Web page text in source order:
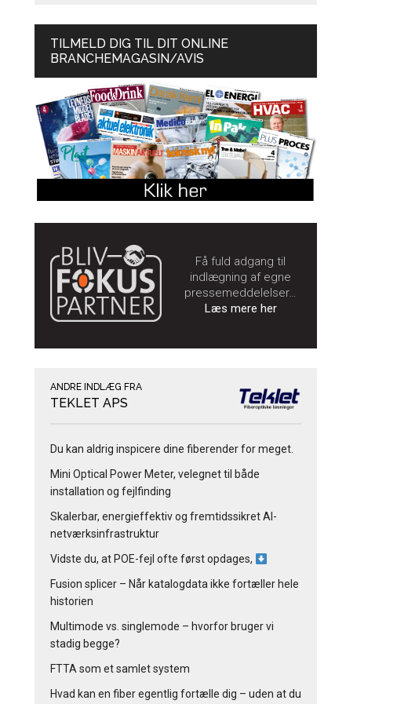
TILMELD DIG TIL DIT ONLINE
BRANCHEMAGASIN/AVIS
Få fuld adgang til
indlægning af egne
pressemeddelelser…
Læs mere her
ANDRE INDLÆG FRA
TEKLET APS
Du kan aldrig inspicere dine fiberender for meget.
Mini Optical Power Meter, velegnet til både
installation og fejlfinding
Skalerbar, energieffektiv og fremtidssikret AI-
netværksinfrastruktur
Vidste du, at POE-fejl ofte først opdages,
Fusion splicer – Når katalogdata ikke fortæller hele
historien
Multimode vs. singlemode – hvorfor bruger vi
stadig begge?
FTTA som et samlet system
Hvad kan en fiber egentlig fortælle dig – uden at du